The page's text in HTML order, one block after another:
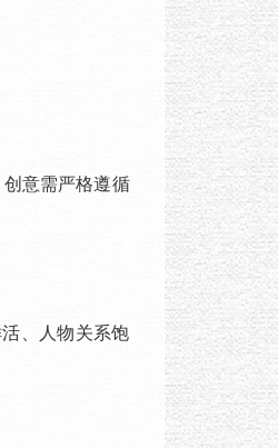
意需严格遵循
、人物关系饱